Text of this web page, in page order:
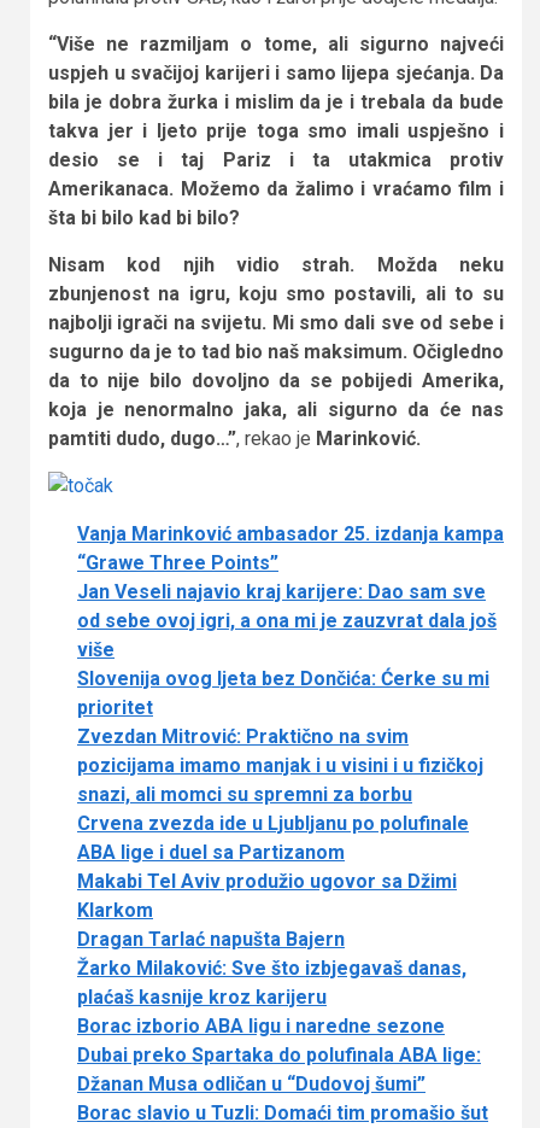
“Više ne razmiljam o tome, ali sigurno najveći
uspjeh u svačijoj karijeri i samo lijepa sjećanja. Da
bila je dobra žurka i mislim da je i trebala da bude
takva jer i ljeto prije toga smo imali uspješno i
desio se i taj Pariz i ta utakmica protiv
Amerikanaca. Možemo da žalimo i vraćamo film i
šta bi bilo kad bi bilo?
Nisam kod njih vidio strah. Možda neku
zbunjenost na igru, koju smo postavili, ali to su
najbolji igrači na svijetu. Mi smo dali sve od sebe i
sugurno da je to tad bio naš maksimum. Očigledno
da to nije bilo dovoljno da se pobijedi Amerika,
koja je nenormalno jaka, ali sigurno da će nas
pamtiti dudo, dugo…”, rekao je Marinković.
Vanja Marinković ambasador 25. izdanja kampa
“Grawe Three Points”
Jan Veseli najavio kraj karijere: Dao sam sve
od sebe ovoj igri, a ona mi je zauzvrat dala još
više
Slovenija ovog ljeta bez Dončića: Ćerke su mi
prioritet
Zvezdan Mitrović: Praktično na svim
pozicijama imamo manjak i u visini i u fizičkoj
snazi, ali momci su spremni za borbu
Crvena zvezda ide u Ljubljanu po polufinale
ABA lige i duel sa Partizanom
Makabi Tel Aviv produžio ugovor sa Džimi
Klarkom
Dragan Tarlać napušta Bajern
Žarko Milaković: Sve što izbjegavaš danas,
plaćaš kasnije kroz karijeru
Borac izborio ABA ligu i naredne sezone
Dubai preko Spartaka do polufinala ABA lige:
Džanan Musa odličan u “Dudovoj šumi”
Borac slavio u Tuzli: Domaći tim promašio šut